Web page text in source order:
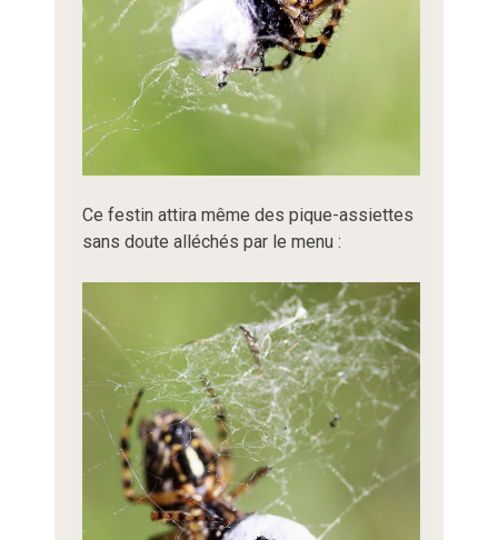
Ce festin attira même des pique-assiettes
sans doute alléchés par le menu :